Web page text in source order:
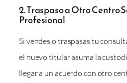
2. Traspaso a Otro Centro
Profesional
Si vendes o traspasas tu
el nuevo titular asuma la
llegar a un acuerdo con otro